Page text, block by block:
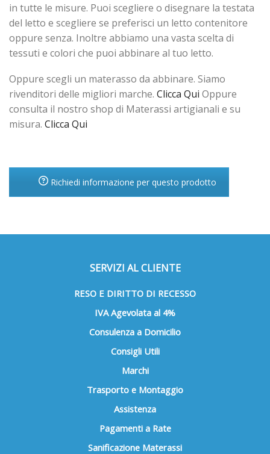
in tutte le misure. Puoi scegliere o disegnare la testata
del letto e scegliere se preferisci un letto contenitore
oppure senza. Inoltre abbiamo una vasta scelta di
tessuti e colori che puoi abbinare al tuo letto.
Oppure scegli un materasso da abbinare. Siamo
rivenditori delle migliori marche. Clicca Qui Oppure
consulta il nostro shop di Materassi artigianali e su
misura. Clicca Qui
Richiedi informazione per questo prodotto
SERVIZI AL CLIENTE
RESO E DIRITTO DI RECESSO
IVA Agevolata al 4%
Consulenza a Domicilio
Consigli Utili
Marchi
Trasporto e Montaggio
Assistenza
Pagamenti a Rate
Sanificazione Materassi